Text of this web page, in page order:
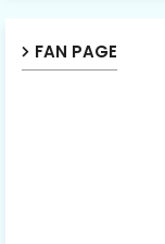
FAN PAGE